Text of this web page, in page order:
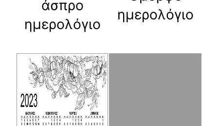
άσπρο
ημερολόγιο
ημερολόγιο